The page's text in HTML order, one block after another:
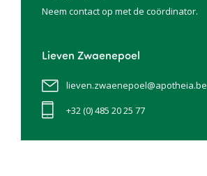
Neem contact op met de coördinator.
Lieven Zwaenepoel
lieven.zwaenepoel@apotheia.be
+32 (0) 485 20 25 77